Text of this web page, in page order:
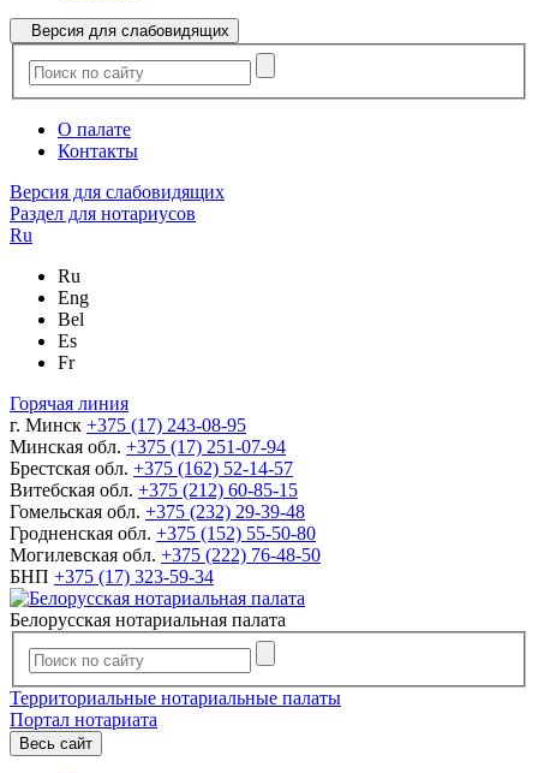
Версия для слабовидящих
О палате
Контакты
Версия для слабовидящих
Раздел для нотариусов
Ru
Ru
Eng
Bel
Es
Fr
Горячая линия
г. Минск +375 (17) 243-08-95
Минская обл. +375 (17) 251-07-94
Брестская обл. +375 (162) 52-14-57
Витебская обл. +375 (212) 60-85-15
Гомельская обл. +375 (232) 29-39-48
Гродненская обл. +375 (152) 55-50-80
Могилевская обл. +375 (222) 76-48-50
БНП +375 (17) 323-59-34
Белорусская нотариальная палата
Территориальные нотариальные палаты
Портал нотариата
Весь сайт